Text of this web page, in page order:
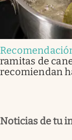
ramitas de
recomiendan
Noticias de tu